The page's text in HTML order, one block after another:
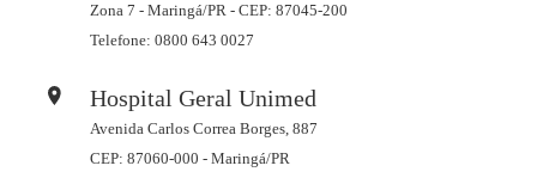
Zona 7 - Maringá/PR - CEP: 87045-200
Telefone: 0800 643 0027
Hospital Geral Unimed
Avenida Carlos Correa Borges, 887
CEP: 87060-000 - Maringá/PR